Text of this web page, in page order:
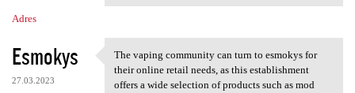
Adres
Esmokys
27.03.2023
The vaping community can turn
The vaping community can turn to esmokys for
their online retail needs, as this establishment
offers a wide selection of products such as mod